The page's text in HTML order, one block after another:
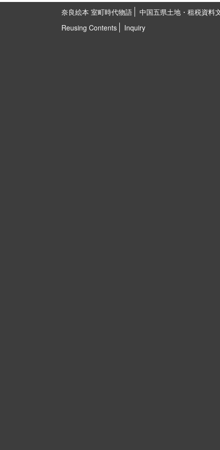
奈良絵本 室町時代物語
中国五県土地・租税資料
Reusing Contents
Inquiry